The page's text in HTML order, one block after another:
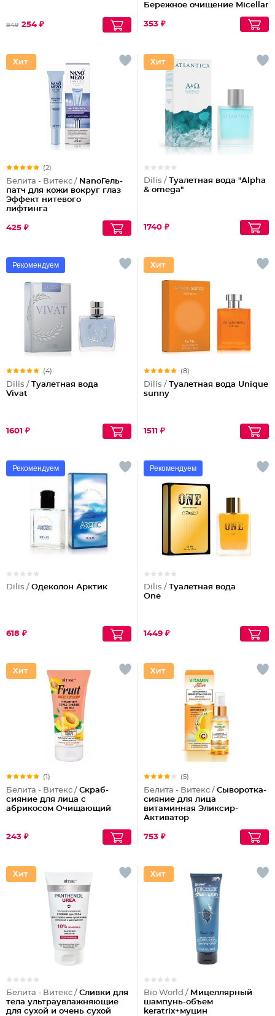
849 254 ₽
Бережное очищение Micellar
353 ₽
(2)
Белита - Витекс / NanoГель-
патч для кожи вокруг глаз
Эффект нитевого
лифтинга
425 ₽
Dilis / Туалетная вода "Alpha
& omega"
1740 ₽
Рекомендуем
(4)
Dilis / Туалетная вода
Vivat
1601 ₽
(8)
Dilis / Туалетная вода Unique
sunny
1511 ₽
Рекомендуем
Dilis / Одеколон Арктик
618 ₽
Рекомендуем
Dilis / Туалетная вода
One
1449 ₽
(1)
Белита - Витекс / Скраб-
сияние для лица с
абрикосом Очищающий
243 ₽
(5)
Белита - Витекс / Сыворотка-
сияние для лица
витаминная Эликсир-
Активатор
753 ₽
Белита - Витекс / Сливки для
тела ультраувлажняющие
для сухой и очень сухой
Bio World / Мицеллярный
шампунь-объем
keratrix+муцин